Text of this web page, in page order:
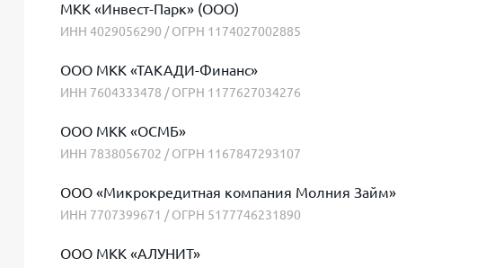
МКК «Инвест-Парк» (ООО)
ИНН 4029056290 / ОГРН 1174027002885
ООО МКК «ТАКАДИ-Финанс»
ИНН 7604333478 / ОГРН 1177627034276
ООО МКК «ОСМБ»
ИНН 7838056702 / ОГРН 1167847293107
ООО «Микрокредитная компания Молния Займ»
ИНН 7707399671 / ОГРН 5177746231890
ООО МКК «АЛУНИТ»